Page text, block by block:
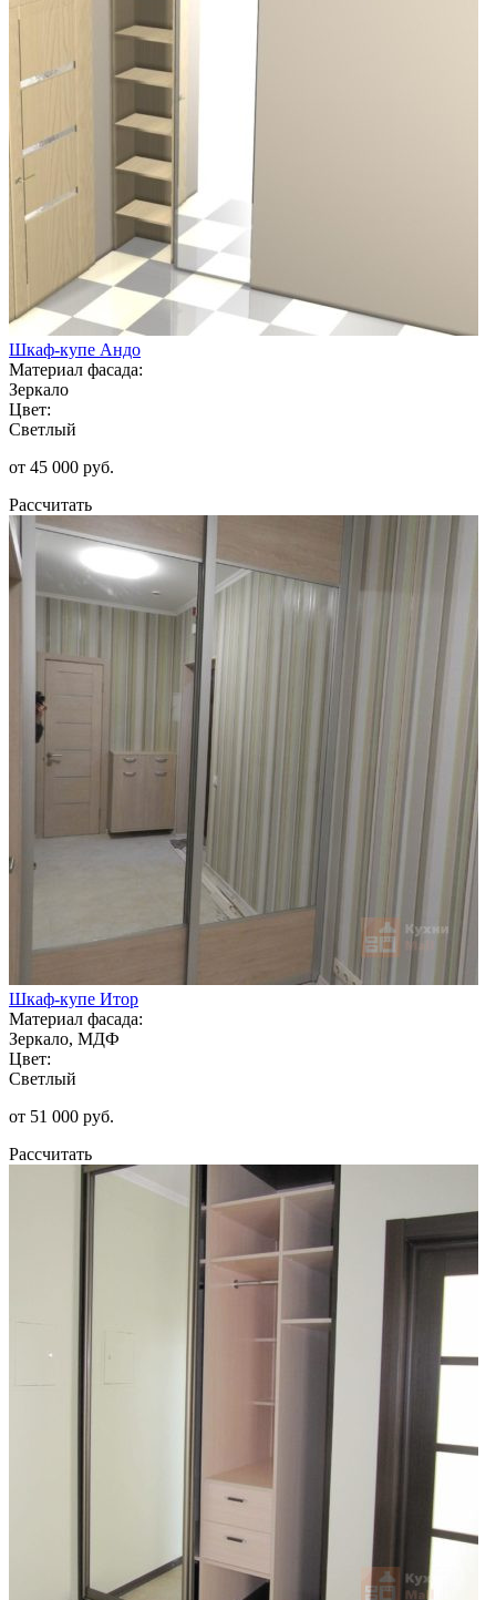
Шкаф-купе Андо
Материал фасада:
Зеркало
Цвет:
Светлый
от 45 000 руб.
Рассчитать
Шкаф-купе Итор
Материал фасада:
Зеркало, МДФ
Цвет:
Светлый
от 51 000 руб.
Рассчитать